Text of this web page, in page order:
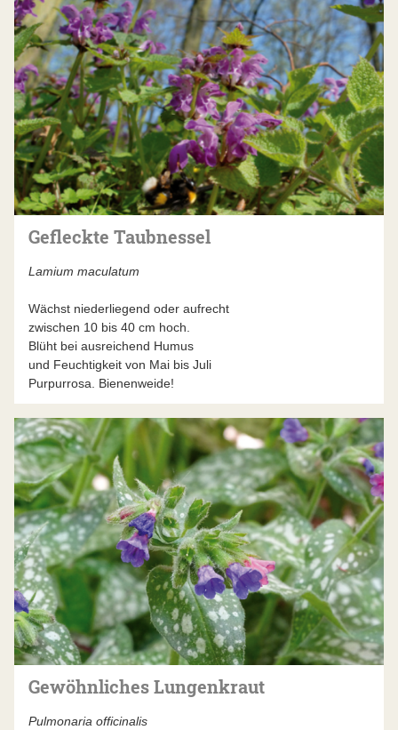
Gefleckte Taubnessel
Lamium maculatum
Wächst niederliegend oder aufrecht
zwischen 10 bis 40 cm hoch.
Blüht bei ausreichend Humus
und Feuchtigkeit von Mai bis Juli
Purpurrosa. Bienenweide!
Gewöhnliches Lungenkraut
Pulmonaria officinalis